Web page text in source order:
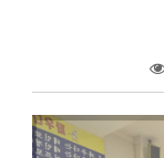
본문